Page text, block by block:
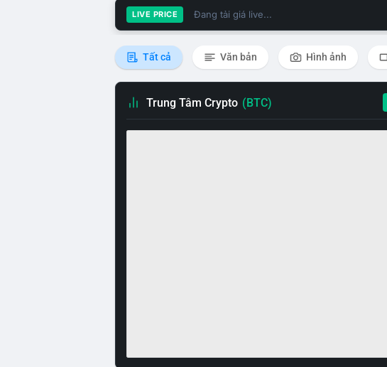
LIVE PRICE Đang tải giá live...
Tất cả Văn bản Hình ảnh
Trung Tâm Crypto (BTC)